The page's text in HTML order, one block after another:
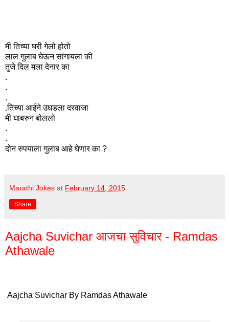
मी तिच्या घरी गेलो होतो
लाल गुलाब घेऊन सांगायला की
तुजे दिल मला देनार का
.
.
.
.तिच्या आईने उघडला दरवाजा
मी घाबरुन बोललो
.
.
दोन रुपयाला गुलाब आहे घेणार का ?
Marathi Jokes at February 14, 2015
Share
Aajcha Suvichar आजचा सुविचार - Ramdas
Athawale
Aajcha Suvichar By Ramdas Athawale